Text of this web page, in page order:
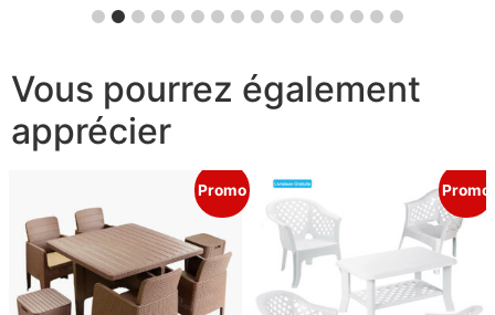
Vous pourrez également
apprécier
Promo Promo